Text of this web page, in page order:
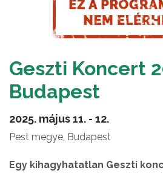
Geszti Koncert
Budapest
2025. május 11. - 12.
Pest megye, Budapest
Egy kihagyhatatlan Geszti